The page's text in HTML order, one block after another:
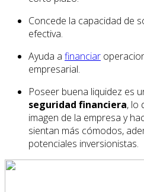
Concede la capacidad de
efectiva.
Ayuda a financiar
empresarial.
Poseer buena liquidez es
seguridad financiera, lo
imagen de la empresa y
sientan más cómodos,
potenciales inversionistas.